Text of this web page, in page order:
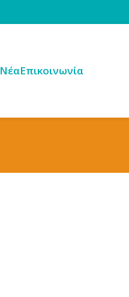
ΝέαΕπικοινωνία